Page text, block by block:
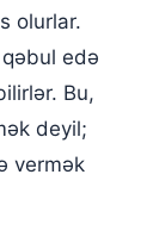
olurlar.
edə
Bu,
deyil;
vermək